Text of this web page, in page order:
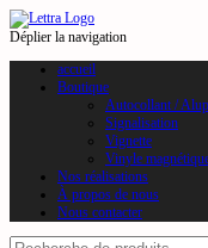
Déplier la navigation
accueil
Boutique
Autocollant /
Signalisation
Vignette
Vinyle
Nos réalisations
À propos de nous
Nous contacter